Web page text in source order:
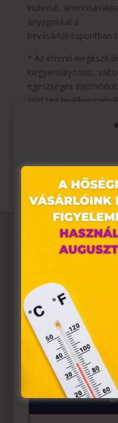
inulinnal,
anyagokkal a
bevásárlóközpontban
* Az étrend-
kiegyensúlyozott,
egészséges
zöld tea
vagy szoptató nők
Ez az oldal
Weboldalunkon
alkalmazunk. Ezek
tárolnak webes
hozzájárulása
A „sütiket" az
törvény, az
információs
egyes kérdéseiről szóló
az Európai Unió
Azon weblapoknak,
belül működnek, a
felhasználó
tárolásához a